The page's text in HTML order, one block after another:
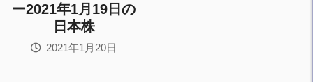
ー2021年1月19日の
日本株
2021年1月20日